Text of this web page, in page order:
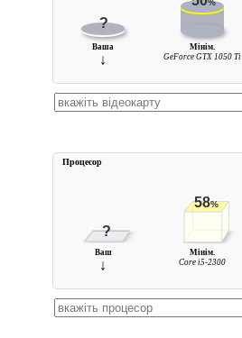
?
%
Ваша
↓
Мінім.
GeForce GTX 1050 Ti
?
58%
Ваш
↓
Мінім.
Core i5-2300
Процесор